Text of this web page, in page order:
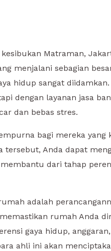
Matraman,
menjalani sebagian
hidup sangat
dengan layanan jasa
dan bebas stres.
bagi mereka
tersebut, Anda dapat
dari tahap
adalah
rumah Anda
gaya hidup,
ahli ini akan